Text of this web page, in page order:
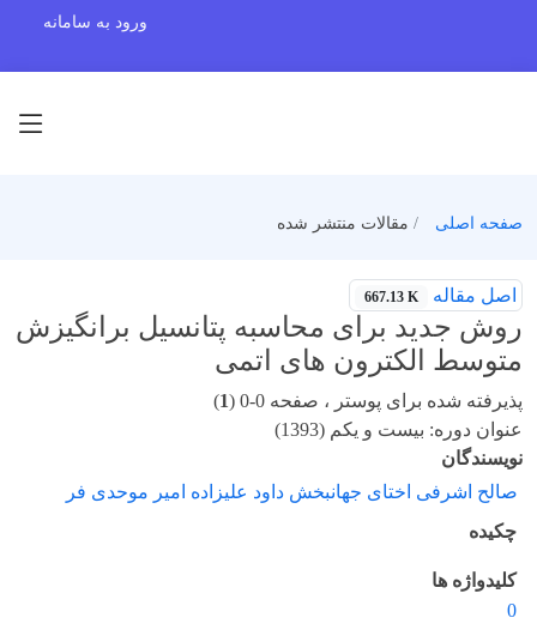
ورود به سامانه
صفحه اصلی مقالات منتشر شده
اصل مقاله 667.13 K
روش جدید برای محاسبه پتانسیل برانگیزش
متوسط الکترون های اتمی
پذیرفته شده برای پوستر ، صفحه 0-0 ( 1
)
عنوان دوره: بیست و یکم (1393)
نویسندگان
صالح اشرفی اختای جهانبخش داود علیزاده امیر موحدی فر
چکیده
کلیدواژه ها
0